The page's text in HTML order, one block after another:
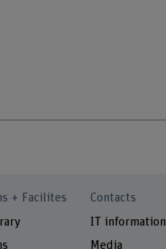
+ Facilites
Contacts
IT information
Media